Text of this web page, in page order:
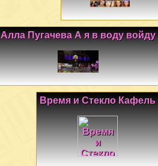
Алла Пугачева А я в воду войду
Время и Стекло Кафель